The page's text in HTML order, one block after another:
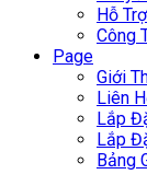
Hỗ
Công
Page
Giới
Liên
Lắp
Lắp
Bảng